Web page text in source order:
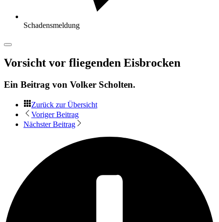
Schadensmeldung
Vorsicht vor fliegenden Eisbrocken
Ein Beitrag von Volker Scholten.
Zurück zur Übersicht
Voriger Beitrag
Nächster Beitrag